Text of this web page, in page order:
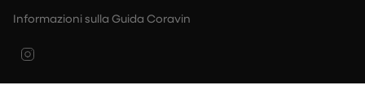
Informazioni sulla Guida Coravin